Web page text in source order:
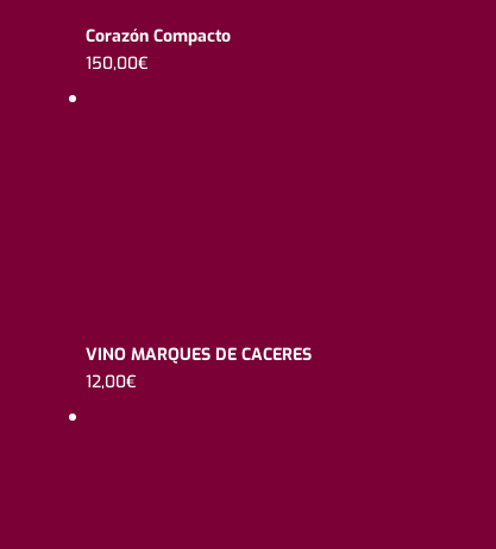
Corazón Compacto
150,00€
VINO MARQUES DE CACERES
12,00€